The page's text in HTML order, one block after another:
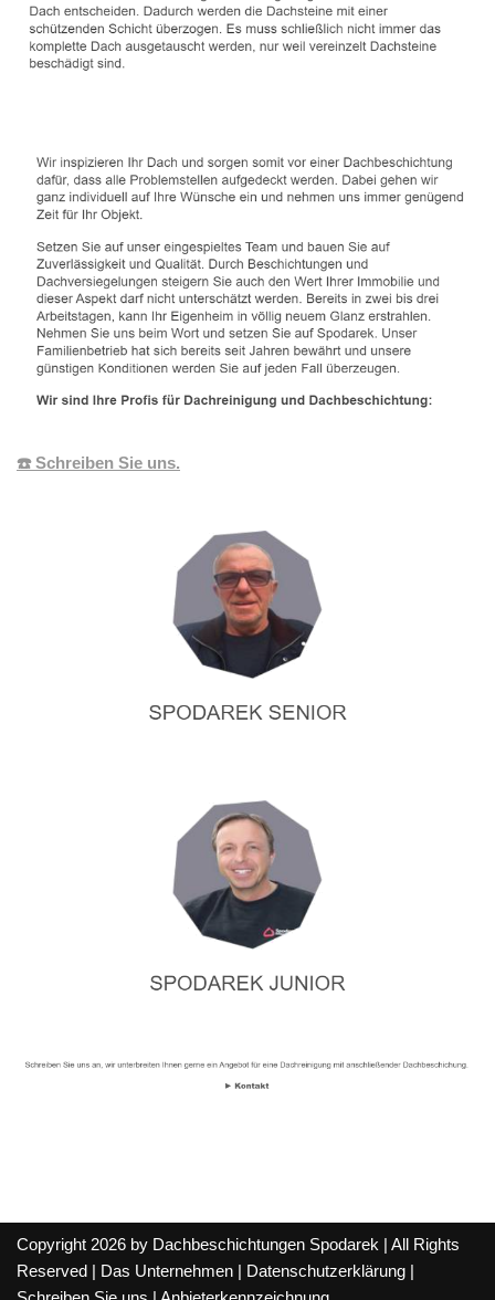
☎️ Schreiben Sie uns.
Copyright 2026 by Dachbeschichtungen Spodarek | All Rights
Reserved |
Das Unternehmen Datenschutzerklärung